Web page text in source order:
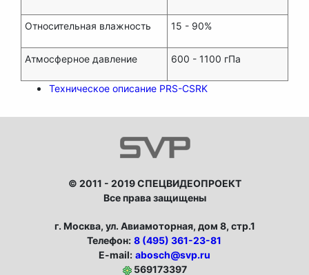
Относительная влажность 15 - 90%
Атмосферное давление 600 - 1100 гПа
Техническое описание PRS-CSRK
© 2011 - 2019 СПЕЦВИДЕОПРОЕКТ
Все права защищены
г. Москва, ул. Авиамоторная, дом 8, стр.1
Телефон: 8 (495) 361-23-81
E-mail: abosch@svp.ru
569173397